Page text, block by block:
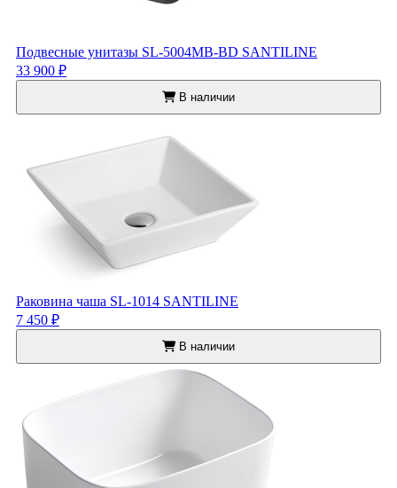
Подвесные унитазы SL-5004MB-BD SANTILINE
33 900 ₽
В наличии
Раковина чаша SL-1014 SANTILINE
7 450 ₽
В наличии